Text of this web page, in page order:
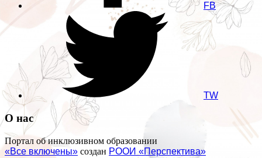
FB
TW
О нас
Портал об инклюзивном образовании
«Все включены» создан РООИ «Перспектива»